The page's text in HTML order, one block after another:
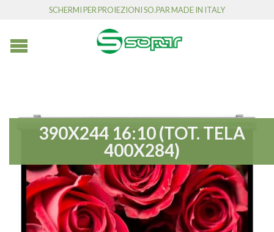
SCHERMI PER PROIEZIONI SO.PAR MADE IN ITALY
390X244 16:10 (TOT. TELA
400X284)